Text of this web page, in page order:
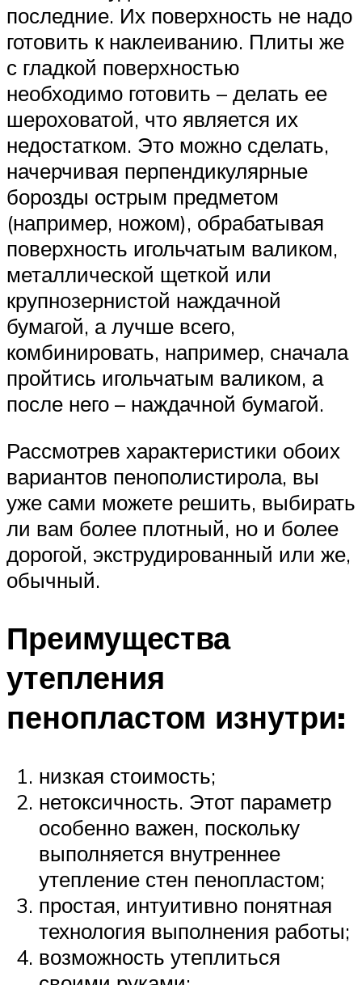
последние. Их поверхность не надо
готовить к наклеиванию. Плиты же
с гладкой поверхностью
необходимо готовить – делать ее
шероховатой, что является их
недостатком. Это можно сделать,
начерчивая перпендикулярные
борозды острым предметом
(например, ножом), обрабатывая
поверхность игольчатым валиком,
металлической щеткой или
крупнозернистой наждачной
бумагой, а лучше всего,
комбинировать, например, сначала
пройтись игольчатым валиком, а
после него – наждачной бумагой.
Рассмотрев характеристики обоих
вариантов пенополистирола, вы
уже сами можете решить, выбирать
ли вам более плотный, но и более
дорогой, экструдированный или же,
обычный.
Преимущества
утепления
пенопластом изнутри:
низкая стоимость;
нетоксичность. Этот параметр
особенно важен, поскольку
выполняется внутреннее
утепление стен пенопластом;
простая, интуитивно понятная
технология выполнения работы;
возможность утеплиться